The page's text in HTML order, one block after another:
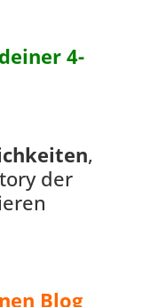
4-
,
der
Blog